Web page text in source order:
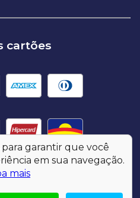
cartões
para garantir que você
em sua navegação.
mais